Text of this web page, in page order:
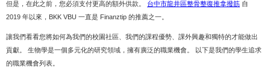
但是，在此之前，您必須支付更高的額外供款。 台中市龍井區整骨整復推拿撥筋 自
2019 年以來，BKK VBU 一直是 Finanztip 的推薦之一。
讓我們看看您將如何為我們的校園社區、我們的課程優勢、課外興趣和獨特的才能做出
貢獻。 生物學是一個多元化的研究領域，擁有廣泛的職業機會。 以下是我們的學生追求
的職業機會列表。